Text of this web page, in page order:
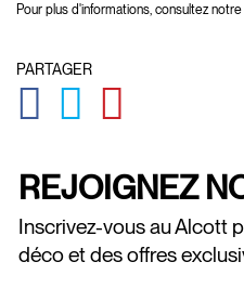
Pour plus d'informations, consultez notre
PARTAGER
REJOIGNEZ
Inscrivez-vous au Alcott
déco et des offres